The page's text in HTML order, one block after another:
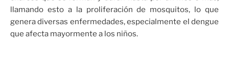
llamando esto a la proliferación de mosquitos, lo que
genera diversas enfermedades, especialmente el dengue
que afecta mayormente a los niños.